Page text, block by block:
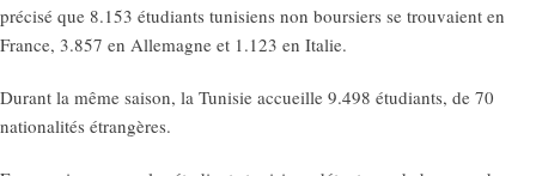
précisé que 8.153 étudiants tunisiens non boursiers se trouvaient en
France, 3.857 en Allemagne et 1.123 en Italie.
Durant la même saison, la Tunisie accueille 9.498 étudiants, de 70
nationalités étrangères.